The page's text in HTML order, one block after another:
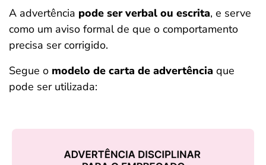
A advertência pode ser verbal ou escrita, e serve
como um aviso formal de que o comportamento
precisa ser corrigido.
Segue o modelo de carta de advertência que
pode ser utilizada: